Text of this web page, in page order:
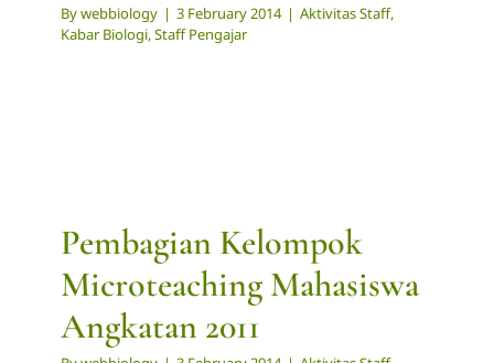
Bywebbiology | 3 February 2014 | Aktivitas Staff,
Kabar Biologi,Staff Pengajar
Pembagian Kelompok
Microteaching Mahasiswa
Angkatan 2011